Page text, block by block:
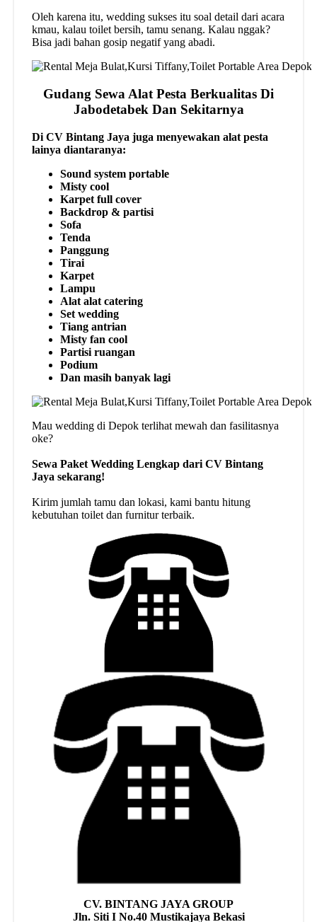
Oleh karena itu, wedding sukses itu soal detail dari acara
kmau, kalau toilet bersih, tamu senang. Kalau nggak?
Bisa jadi bahan gosip negatif yang abadi.
Gudang Sewa Alat Pesta Berkualitas Di
Jabodetabek Dan Sekitarnya
Di CV Bintang Jaya juga menyewakan alat pesta
lainya diantaranya:
Sound system portable
Misty cool
Karpet full cover
Backdrop & partisi
Sofa
Tenda
Panggung
Tirai
Karpet
Lampu
Alat alat catering
Set wedding
Tiang antrian
Misty fan cool
Partisi ruangan
Podium
Dan masih banyak lagi
Mau wedding di Depok terlihat mewah dan fasilitasnya
oke?
Sewa Paket Wedding Lengkap dari CV Bintang
Jaya sekarang!
Kirim jumlah tamu dan lokasi, kami bantu hitung
kebutuhan toilet dan furnitur terbaik.
CV. BINTANG JAYA GROUP
Jln. Siti I No.40 Mustikajaya Bekasi